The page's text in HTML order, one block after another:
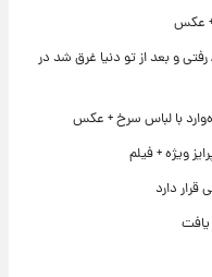
رفتی و بعد از تو دنیا غرق شد در
با لباس سرخ + عکس
قرار دارد
یافت